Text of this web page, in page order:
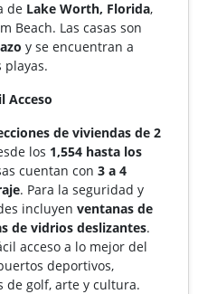
de Lake Worth, Florida,
Beach. Las casas son
y se encuentran a
playas.
Acceso
de viviendas de 2
los 1,554 hasta los
cuentan con 3 a 4
. Para la seguridad y
incluyen ventanas de
de vidrios deslizantes.
acceso a lo mejor del
deportivos,
de golf, arte y cultura.